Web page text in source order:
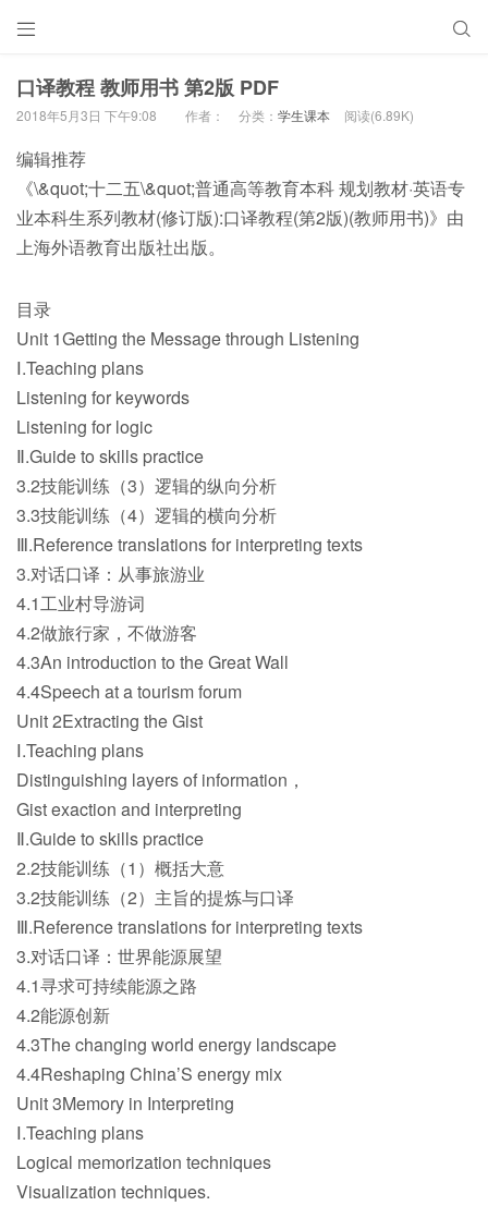
 
口译教程 教师用书 第2版 PDF
2018年5月3日 下午9:08 作者： 分类： 学生课本 阅读(6.89K)
编辑推荐
《\&quot;十二五\&quot;普通高等教育本科 规划教材·英语专
业本科生系列教材(修订版):口译教程(第2版)(教师用书)》由
上海外语教育出版社出版。
目录
Unit 1Getting the Message through Listening
Ⅰ.Teaching plans
Listening for keywords
Listening for logic
Ⅱ.Guide to skills practice
3.2技能训练（3）逻辑的纵向分析
3.3技能训练（4）逻辑的横向分析
Ⅲ.Reference translations for interpreting texts
3.对话口译：从事旅游业
4.1工业村导游词
4.2做旅行家，不做游客
4.3An introduction to the Great Wall
4.4Speech at a tourism forum
Unit 2Extracting the Gist
Ⅰ.Teaching plans
Distinguishing layers of information，
Gist exaction and interpreting
Ⅱ.Guide to skills practice
2.2技能训练（1）概括大意
3.2技能训练（2）主旨的提炼与口译
Ⅲ.Reference translations for interpreting texts
3.对话口译：世界能源展望
4.1寻求可持续能源之路
4.2能源创新
4.3The changing world energy landscape
4.4Reshaping China’S energy mix
Unit 3Memory in Interpreting
Ⅰ.Teaching plans
Logical memorization techniques
Visualization techniques.